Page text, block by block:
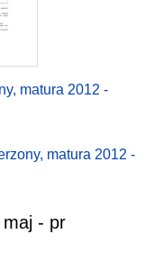
matura 2012 -
matura 2012 -
maj - pr